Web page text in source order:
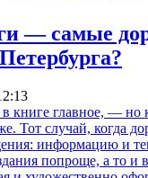
— самые
книге главное, — но
Тот случай, когда
информацию и
попроще, а то и